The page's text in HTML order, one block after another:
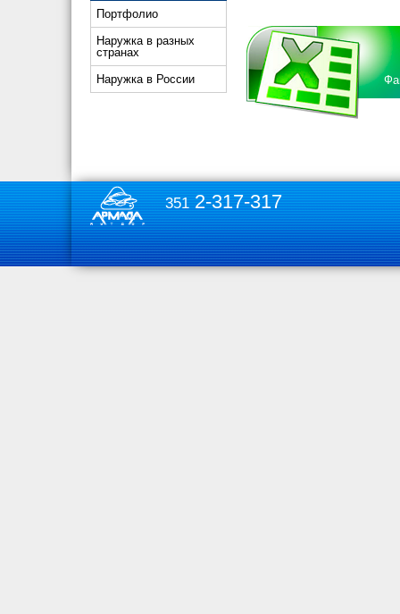
Портфолио
Наружка в разных
странах
Наружка в России
3512-317-317